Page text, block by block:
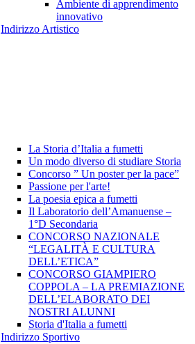
Ambiente di apprendimento
innovativo
Indirizzo Artistico
La Storia d’Italia a fumetti
Un modo diverso di studiare Storia
Concorso ” Un poster per la pace”
Passione per l'arte!
La poesia epica a fumetti
Il Laboratorio dell’Amanuense –
1°D Secondaria
CONCORSO NAZIONALE
“LEGALITÀ E CULTURA
DELL’ETICA”
CONCORSO GIAMPIERO
COPPOLA – LA PREMIAZIONE
DELL’ELABORATO DEI
NOSTRI ALUNNI
Storia d'Italia a fumetti
Indirizzo Sportivo